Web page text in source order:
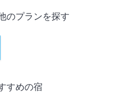
のプランを探す
すめの宿